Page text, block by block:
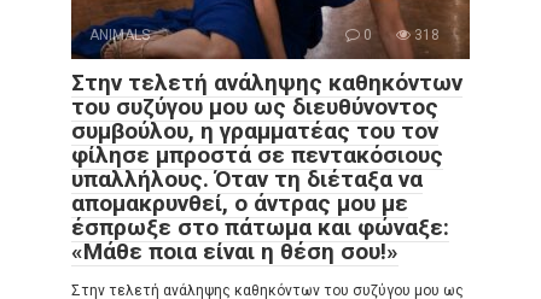
ANIMALS 0 318
Στην τελετή ανάληψης καθηκόντων
του συζύγου μου ως διευθύνοντος
συμβούλου, η γραμματέας του τον
φίλησε μπροστά σε πεντακόσιους
υπαλλήλους. Όταν τη διέταξα να
απομακρυνθεί, ο άντρας μου με
έσπρωξε στο πάτωμα και φώναξε:
«Μάθε ποια είναι η θέση σου!»
Στην τελετή ανάληψης καθηκόντων του συζύγου μου ως